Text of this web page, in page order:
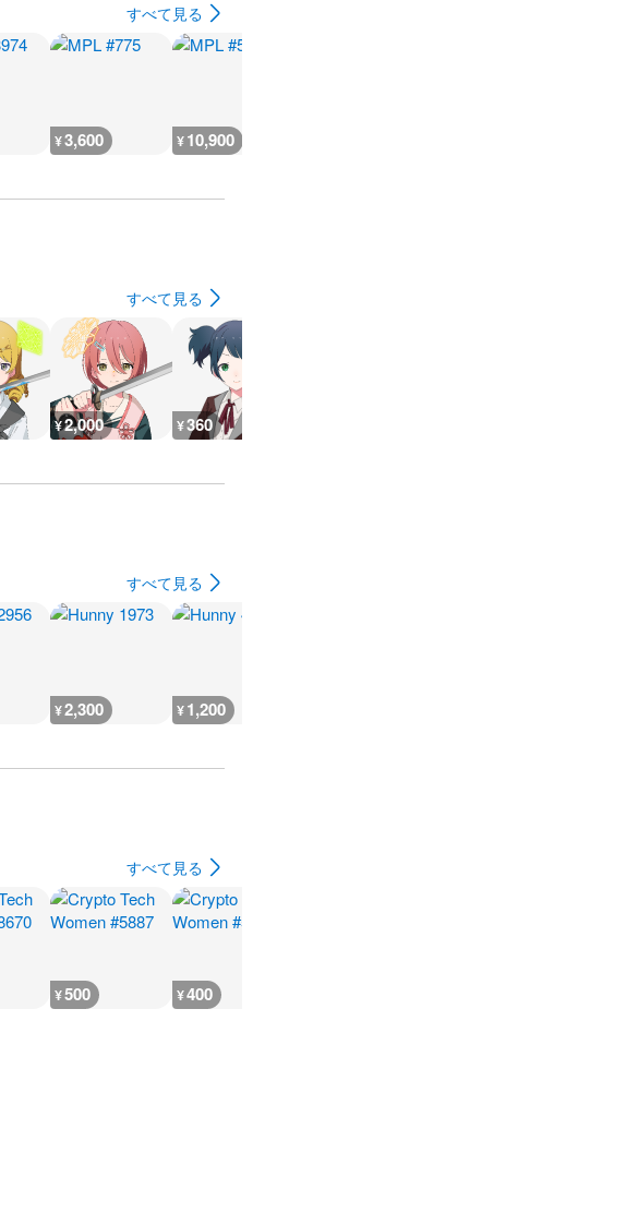
すべて見る
¥3,600 ¥10,900
すべて見る
¥2,000 ¥360
すべて見る
¥2,300 ¥1,200
すべて見る
¥500 ¥400